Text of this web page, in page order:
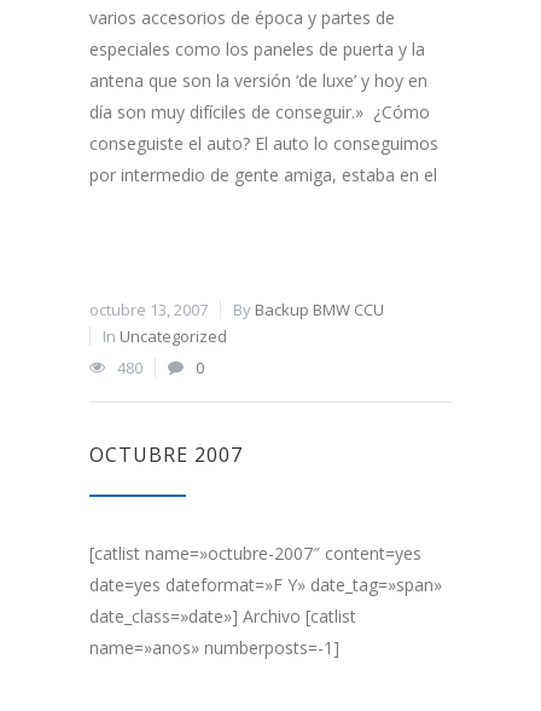
varios accesorios de época y partes de
especiales como los paneles de puerta y la
antena que son la versión ‘de luxe’ y hoy en
día son muy difíciles de conseguir.» ¿Cómo
conseguiste el auto? El auto lo conseguimos
por intermedio de gente amiga, estaba en el
octubre 13, 2007 By Backup BMW CCU
In Uncategorized
480
0
OCTUBRE 2007
[catlist name=»octubre-2007″ content=yes
date=yes dateformat=»F Y» date_tag=»span»
date_class=»date»] Archivo [catlist
name=»anos» numberposts=-1]